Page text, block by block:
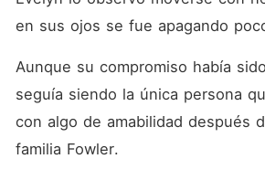
en sus ojos se fue apagando
Aunque su compromiso había
seguía siendo la única persona
con algo de amabilidad después
familia Fowler.